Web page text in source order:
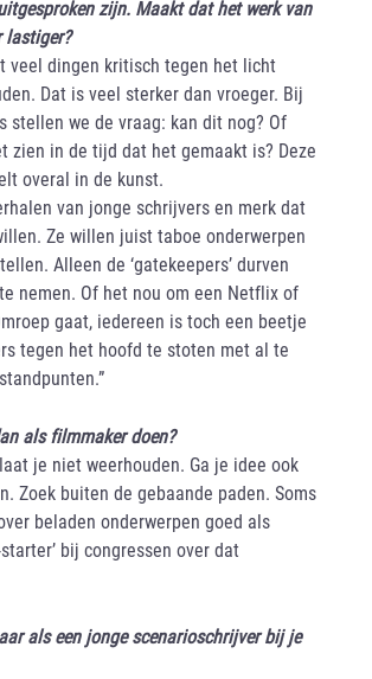
zijn. Maakt dat het werk van
lastiger?
veel dingen kritisch tegen het licht
Dat is veel sterker dan vroeger. Bij
stellen we de vraag: kan dit nog? Of
zien in de tijd dat het gemaakt is? Deze
overal in de kunst.
van jonge schrijvers en merk dat
Ze willen juist taboe onderwerpen
Alleen de ‘gatekeepers’ durven
nemen. Of het nou om een Netflix of
gaat, iedereen is toch een beetje
tegen het hoofd te stoten met al te
als filmmaker doen?
je niet weerhouden. Ga je idee ook
Zoek buiten de gebaande paden. Soms
beladen onderwerpen goed als
bij congressen over dat
als een jonge scenarioschrijver bij je